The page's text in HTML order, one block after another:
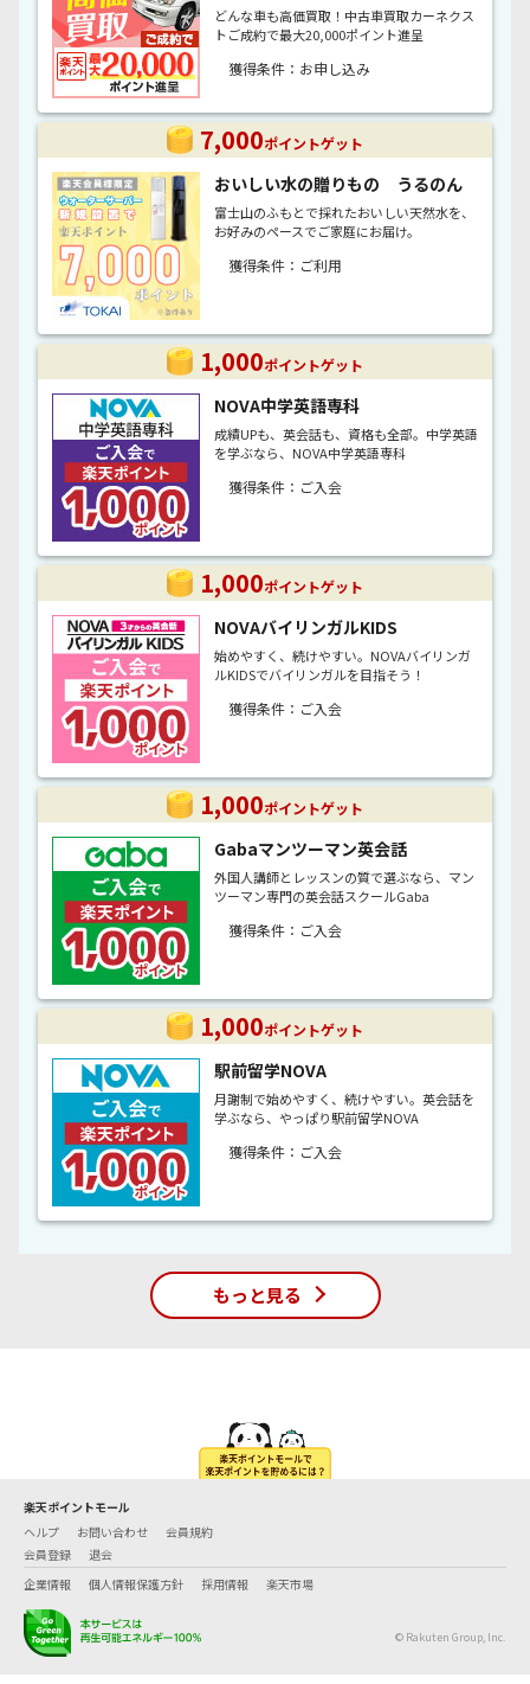
どんな車も高価買取！中古車買取カーネクス
トご成約で最大20,000ポイント進呈
獲得条件：お申し込み
7,000ポイントゲット
おいしい水の贈りもの うるのん
富士山のふもとで採れたおいしい天然水を、
お好みのペースでご家庭にお届け。
獲得条件：ご利用
1,000ポイントゲット
NOVA中学英語専科
成績UPも、英会話も、資格も全部。中学英語
を学ぶなら、NOVA中学英語専科
獲得条件：ご入会
1,000ポイントゲット
NOVAバイリンガルKIDS
始めやすく、続けやすい。NOVAバイリンガ
ルKIDSでバイリンガルを目指そう！
獲得条件：ご入会
1,000ポイントゲット
Gabaマンツーマン英会話
外国人講師とレッスンの質で選ぶなら、マン
ツーマン専門の英会話スクールGaba
獲得条件：ご入会
1,000ポイントゲット
駅前留学NOVA
月謝制で始めやすく、続けやすい。英会話を
学ぶなら、やっぱり駅前留学NOVA
獲得条件：ご入会
もっと見る
楽天ポイントモール
ヘルプ
お問い合わせ
会員規約
会員登録
退会
企業情報
個人情報保護方針 採用情報 楽天市場
© Rakuten Group, Inc.